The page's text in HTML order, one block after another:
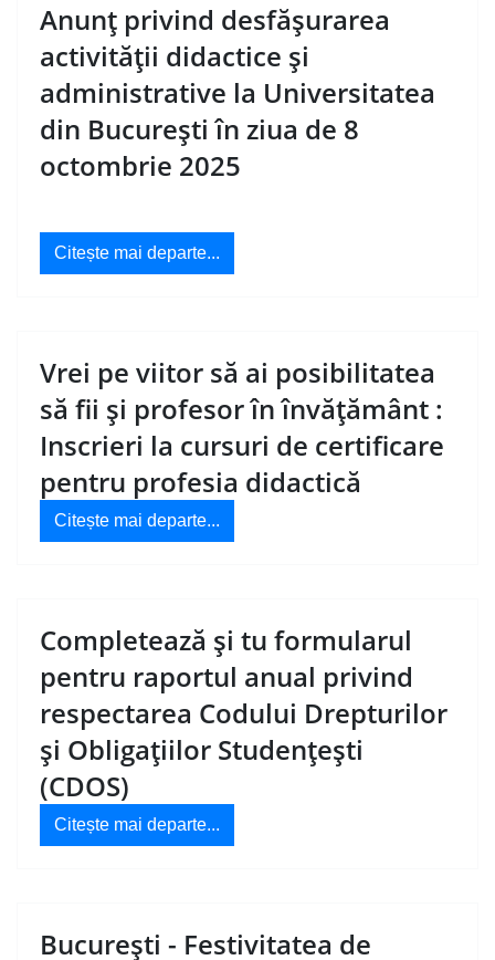
Anunț privind desfășurarea
activității didactice și
administrative la Universitatea
din București în ziua de 8
octombrie 2025
Citește mai departe...
Vrei pe viitor să ai posibilitatea
să fii și profesor în învățământ :
Inscrieri la cursuri de certificare
pentru profesia didactică
Citește mai departe...
Completează și tu formularul
pentru raportul anual privind
respectarea Codului Drepturilor
și Obligațiilor Studențești
(CDOS)
Citește mai departe...
București - Festivitatea de